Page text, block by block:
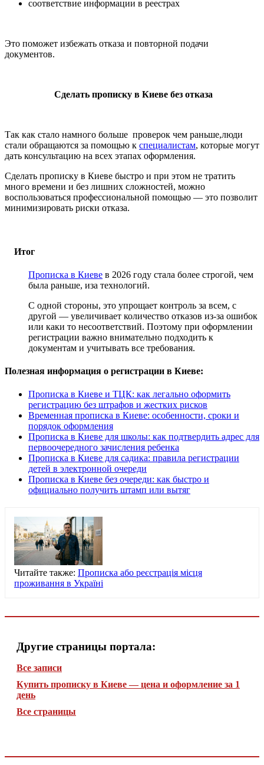
соответствие информации в реестрах
Это поможет избежать отказа и повторной подачи
документов.
Сделать прописку в Киеве без отказа
Так как стало намного больше проверок чем раньше,люди
стали обращаются за помощью к специалистам, которые могут
дать консультацию на всех этапах оформления.
Сделать прописку в Киеве быстро и при этом не тратить
много времени и без лишних сложностей, можно
воспользоваться профессиональной помощью — это позволит
минимизировать риски отказа.
Итог
Прописка в Киеве в 2026 году стала более строгой, чем
была раньше, иза технологий.
С одной стороны, это упрощает контроль за всем, с
другой — увеличивает количество отказов из-за ошибок
или каки то несоответствий. Поэтому при оформлении
регистрации важно внимательно подходить к
документам и учитывать все требования.
Полезная информация о регистрации в Киеве:
Прописка в Киеве и ТЦК: как легально оформить
регистрацию без штрафов и жестких рисков
Временная прописка в Киеве: особенности, сроки и
порядок оформления
Прописка в Киеве для школы: как подтвердить адрес для
первоочередного зачисления ребенка
Прописка в Киеве для садика: правила регистрации
детей в электронной очереди
Прописка в Киеве без очереди: как быстро и
официально получить штамп или вытяг
Читайте также: Прописка або реєстрація місця
проживання в Україні
Другие страницы портала:
Все записи
Купить прописку в Киеве — цена и оформление за 1
день
Все страницы